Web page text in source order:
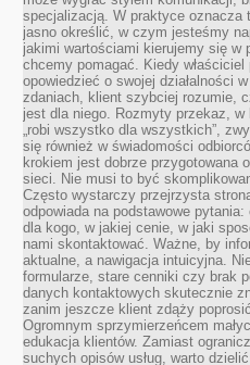
specjalizacją. W praktyce oznacza
jasno określić, w czym jesteśmy
jakimi wartościami kierujemy się w
chcemy pomagać. Kiedy właściciel
opowiedzieć o swojej działalności
zdaniach, klient szybciej rozumie,
jest dla niego. Rozmyty przekaz, w
„robi wszystko dla wszystkich”,
się również w świadomości
krokiem jest dobrze przygotowana
sieci. Nie musi to być
Często wystarczy przejrzysta
odpowiada na podstawowe pytania:
dla kogo, w jakiej cenie, w jaki
nami skontaktować. Ważne, by
aktualne, a nawigacja intuicyjna.
formularze, stare cenniki czy brak
danych kontaktowych skutecznie
zanim jeszcze klient zdąży
Ogromnym sprzymierzeńcem
edukacja klientów. Zamiast
suchych opisów usług, warto